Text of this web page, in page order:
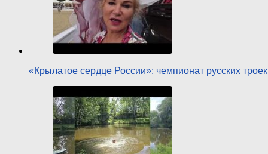
«Крылатое сердце России»: чемпионат русских